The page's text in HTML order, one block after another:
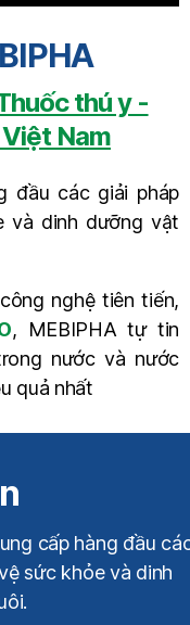
thú y -
Nam
đầu các giải pháp
và dinh dưỡng vật
nghệ tiên tiến,
, MEBIPHA tự tin
nước và nước
quả nhất
cấp hàng đầu
sức khỏe và dinh